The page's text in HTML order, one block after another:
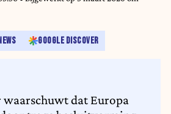
GOOGLE DISCOVER
waarschuwt dat Europa